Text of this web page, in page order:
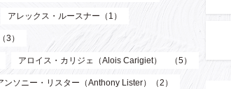
アレックス・ルースナー（1）
3）
アロイス・カリジェ（Alois Carigiet） （5）
ンソニー・リスター（Anthony Lister）（2）